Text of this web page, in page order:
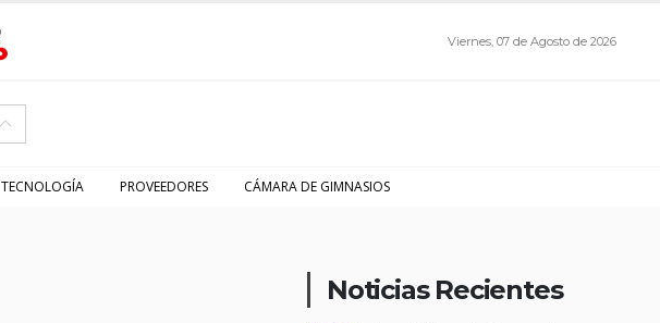
Viernes, 07 de Agosto de 2026
TECNOLOGÍA PROVEEDORES CÁMARA DE GIMNASIOS
Noticias Recientes